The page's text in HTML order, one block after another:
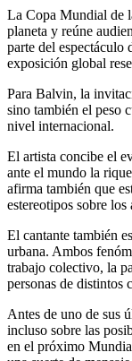
La Copa Mundial de
planeta y reúne
parte del espectáculo
exposición global
Para Balvin, la
sino también el peso
nivel internacional.
El artista concibe el
ante el mundo la
afirma también que
estereotipos sobre
El cantante también
urbana. Ambos
trabajo colectivo, la
personas de distintos
Antes de uno de sus
incluso sobre las
en el próximo